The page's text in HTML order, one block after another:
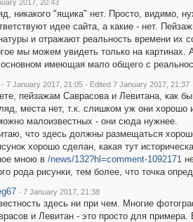
2017, 20:43
никакого "ящика" нет. Просто, видимо,
идее сайта, а какие - нет.
и отражают реальность времени их
мы можем увидеть только на картинах.
имеющая мало общего с
· 7 January 2017, 21:05 · Edited 7 January 2017, 21:37
пейзажам Саврасова и Левитана, как
места нет, т.к. слишком уж они хорошо
малоизвестных - они сюда нужнее.
что здесь должны размещаться
хорошо сделан, какая тут
мною в /news/132?hl=comment-1092171
рода рисунки, тем более, что точка
· 7 January 2017, 21:38
здесь ни при чем. Многие
и Левитан - это просто для